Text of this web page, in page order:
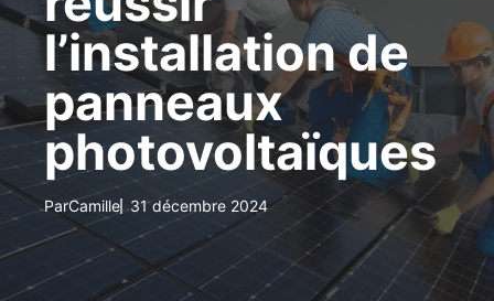
l’installation de
panneaux
photovoltaïques
ParCamille 31 décembre 2024